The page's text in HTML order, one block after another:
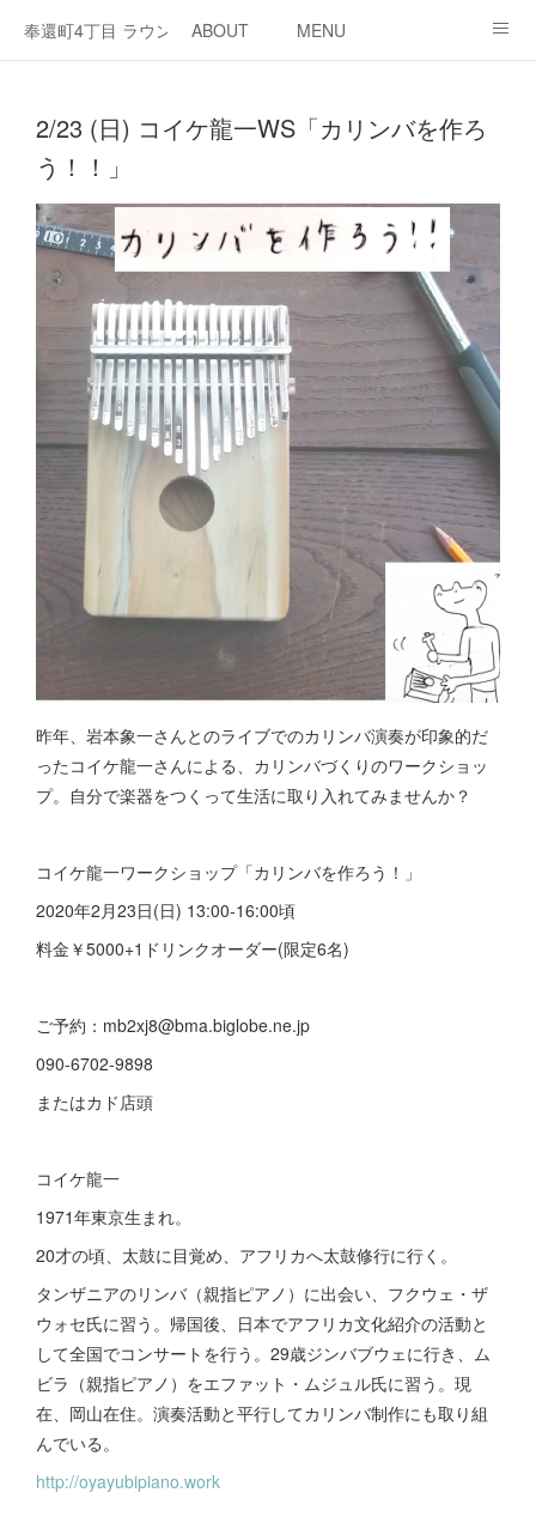
奉還町4丁目 ラウンジ・カド
ABOUT MENU
2/23 (日) コイケ龍一WS「カリンバを作ろ
う！！」
昨年、岩本象一さんとのライブでのカリンバ演奏が印象的だ
ったコイケ龍一さんによる、カリンバづくりのワークショッ
プ。自分で楽器をつくって生活に取り入れてみませんか？
コイケ龍一ワークショップ「カリンバを作ろう！」
2020年2月23日(日) 13:00-16:00頃
料金￥5000+1ドリンクオーダー(限定6名)
ご予約：mb2xj8@bma.biglobe.ne.jp
090-6702-9898
またはカド店頭
コイケ龍一
1971年東京生まれ。
20才の頃、太鼓に目覚め、アフリカへ太鼓修行に行く。
タンザニアのリンバ（親指ピアノ）に出会い、フクウェ・ザ
ウォセ氏に習う。帰国後、日本でアフリカ文化紹介の活動と
して全国でコンサートを行う。29歳ジンバブウェに行き、ム
ビラ（親指ピアノ）をエファット・ムジュル氏に習う。現
在、岡山在住。演奏活動と平行してカリンバ制作にも取り組
んでいる。
http://oyayubipiano.work